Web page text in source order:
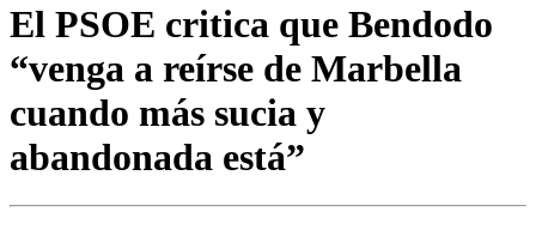
El PSOE critica que Bendodo
“venga a reírse de Marbella
cuando más sucia y
abandonada está”